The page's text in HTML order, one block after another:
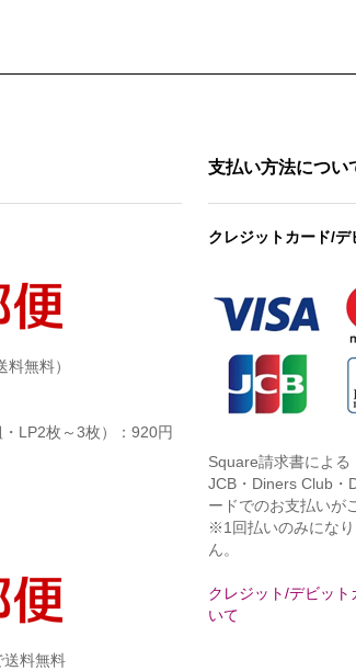
無料）
LP2枚～3枚）：920円
送料無料
支払い方法につい
クレジットカード/デ
Square請求書による
JCB・Diners Club・
ードでのお支払いが
※1回払いのみにな
ん。
クレジット/デビッ
いて